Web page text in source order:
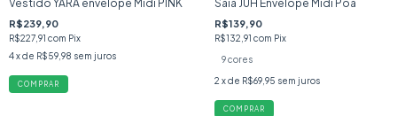
Vestido YARA envelope Midi PINK
R$239,90
R$227,91 com Pix
4x de R$59,98 sem juros
COMPRAR
Saia JUH Envelope Midi Poá
R$139,90
R$132,91 com Pix
9 cores
2 x de R$69,95 sem juros
COMPRAR